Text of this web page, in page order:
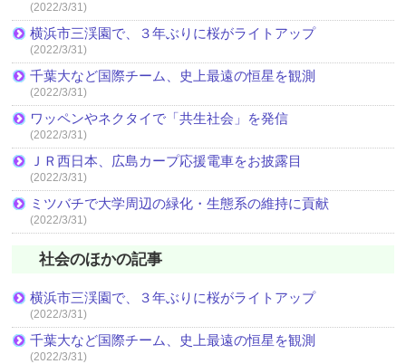
(2022/3/31)
横浜市三渓園で、３年ぶりに桜がライトアップ
(2022/3/31)
千葉大など国際チーム、史上最遠の恒星を観測
(2022/3/31)
ワッペンやネクタイで「共生社会」を発信
(2022/3/31)
ＪＲ西日本、広島カープ応援電車をお披露目
(2022/3/31)
ミツバチで大学周辺の緑化・生態系の維持に貢献
(2022/3/31)
社会のほかの記事
横浜市三渓園で、３年ぶりに桜がライトアップ
(2022/3/31)
千葉大など国際チーム、史上最遠の恒星を観測
(2022/3/31)